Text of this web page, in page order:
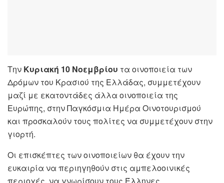
Την Κυριακή 10 Νοεμβρίου τα οινοποιεία των
Δρόμων του Κρασιού της Ελλάδας, συμμετέχουν
μαζί με εκατοντάδες άλλα οινοποιεία της
Ευρώπης, στην Παγκόσμια Ημέρα Οινοτουρισμού
και προσκαλούν τους πολίτες να συμμετέχουν στην
γιορτή.
Οι επισκέπτες των οινοποιείων θα έχουν την
ευκαιρία να περιηγηθούν στις αμπελοοινικές